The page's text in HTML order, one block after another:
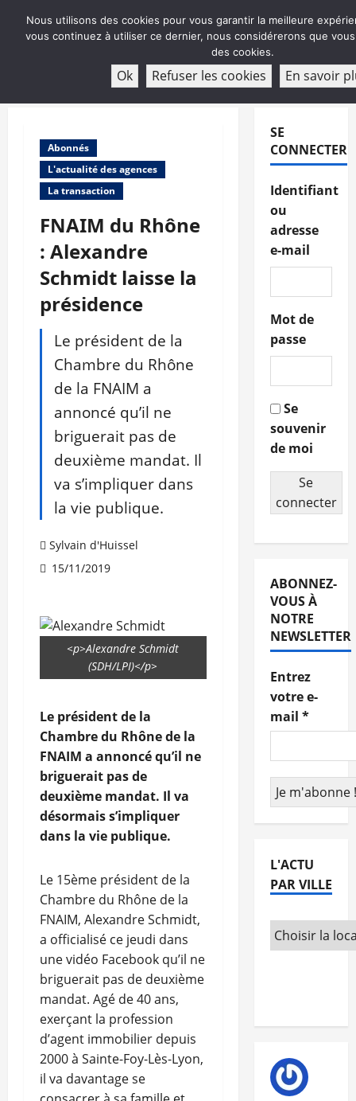
ABONNEMENT
Abonnés
L'actualité des agences
La transaction
FNAIM du Rhône
: Alexandre
Schmidt laisse la
présidence
Le président de la
Chambre du Rhône
de la FNAIM a
annoncé qu’il ne
briguerait pas de
deuxième mandat. Il
va s’impliquer dans
la vie publique.
Sylvain d'Huissel
15/11/2019
<p>Alexandre Schmidt
(SDH/LPI)</p>
Le président de la
Chambre du Rhône de la
FNAIM a annoncé qu’il ne
briguerait pas de
deuxième mandat. Il va
désormais s’impliquer
dans la vie publique.
Le 15ème président de la
Chambre du Rhône de la
FNAIM, Alexandre Schmidt,
a officialisé ce jeudi dans
une vidéo Facebook qu’il ne
briguerait pas de deuxième
mandat. Agé de 40 ans,
exerçant la profession
d’agent immobilier depuis
2000 à Sainte-Foy-Lès-Lyon,
il va davantage se
SE
CONNECTER
Identifiant
ou
adresse
e-mail
Mot de
passe
Se
souvenir
de moi
Se
connecter
ABONNEZ-
VOUS À
NOTRE
NEWSLETTER
Entrez
votre e-
mail *
L'ACTU
PAR VILLE
Nous utilisons des cookies pour vous garantir la meilleure
vous continuez à utiliser ce dernier, nous considérerons que
des cookies.
Ok Refuser les cookies En savoir